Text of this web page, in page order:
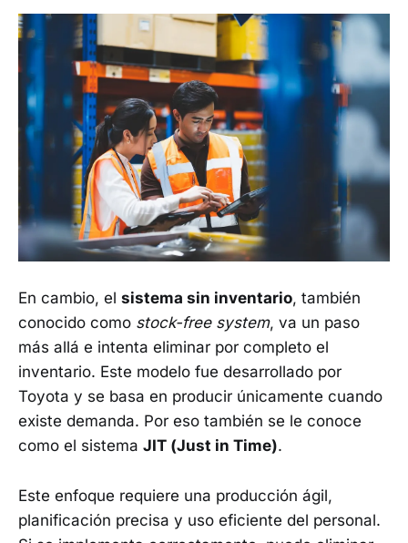
En cambio, el sistema sin inventario, también
conocido como stock-free system, va un paso
más allá e intenta eliminar por completo el
inventario. Este modelo fue desarrollado por
Toyota y se basa en producir únicamente cuando
existe demanda. Por eso también se le conoce
como el sistema JIT (Just in Time).
Este enfoque requiere una producción ágil,
planificación precisa y uso eficiente del personal.